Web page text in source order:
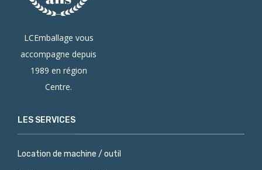
LCEmballage vous
accompagne depuis
1989 en région
Centre.
LES SERVICES
Location de machine / outil